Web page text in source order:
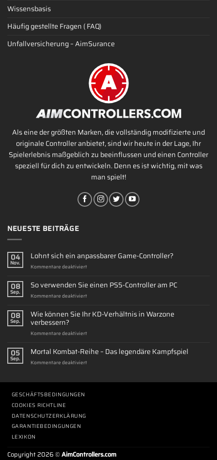
Wissensbasis
Häufig gestellte Fragen ( FAQ)
Unfallversicherung – AimSurance
Als eine der größten Marken, die vollständig modifizierte und
originale Controller anbietet, sind wir heute in der Lage, Ihr
Spielerlebnis maßgeblich zu beeinflussen und einen Controller
speziell für dich zu entwickeln. Denn es ist wichtig, mit was
man spielt!
NEUESTE BEITRÄGE
04
Nov.
Lohnt sich ein anpassbarer Game-Controller?
Kommentare deaktiviertfür
sich
ein
anpassbarer
Controller?
08
Sep.
So verwenden Sie einen PS5-Controller am PC
Kommentare deaktiviertfür
verwenden
Sie
PS5-
am
08
Sep.
Wie können Sie Ihr KD-Verhältnis in Warzone
verbessern?
Kommentare deaktiviertfür
können
Sie
Ihr
05
Sep.
Mortal Kombat-Reihe – Das legendäre Kampfspiel
Kommentare deaktiviertfür
GESCHÄFTSBEDINGUNGEN
COOKIES RICHTLINE
DATENSCHUTZERKLÄRUNG
GARANTIEBEDINGUNGEN
LEXIKON
Copyright 2026 ©AimControllers.com